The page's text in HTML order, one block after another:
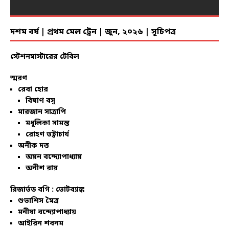
দশম বর্ষ | প্রথম মেল ট্রেন | জুন, ২০২৬ | সূচিপত্র
স্টেশনমাস্টারের টেবিল
স্মরণ
রেবা হোর
বিষাণ বসু
মারজান সাত্রাপি
মধুলিকা সামন্ত
রোহণ ভট্টাচার্য
অনীক দত্ত
অয়ন বন্দ্যোপাধ্যায়
অনীশ রায়
রিজার্ভড বগি : ভোটব্যাঙ্ক
শুভাশিস মৈত্র
মনীষা বন্দ্যোপাধ্যায়
আইরিন শবনম